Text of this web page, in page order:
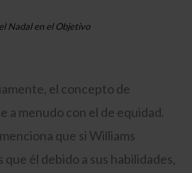
Nadal en el Objetivo
el concepto de
a menudo con el de equidad.
que si Williams
que él debido a sus habilidades,